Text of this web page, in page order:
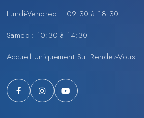
Lundi-Vendredi : 09:30 à 18:30
Samedi: 10:30 à 14:30
Accueil Uniquement Sur Rendez-Vous